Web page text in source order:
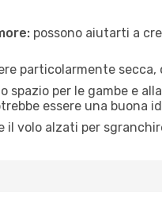
possono aiutarti a
particolarmente
spazio per le gambe e
essere una buona
il volo alzati per